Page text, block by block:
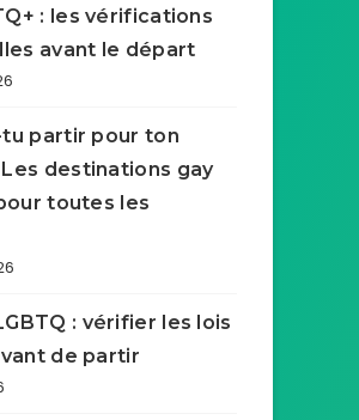
: les vérifications
avant le départ
tu partir pour ton
destinations gay
toutes les
: vérifier les lois
de partir